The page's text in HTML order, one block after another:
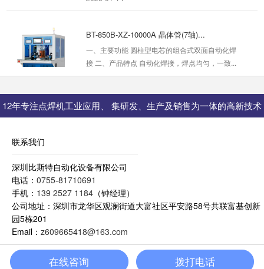
BT-850B-XZ-10000A 晶体管(7轴)...
一、主要功能 圆柱型电芯的组合式双面自动化焊
接 二、产品特点 自动化焊接，焊点均匀，一致...
BT-280Y/290 移动电源全自动点焊机
一、主要功能 圆柱型电芯自动化焊接，可组合成
BT-2113B 储能/动力电池组全自动生产线
一、产品参数 设备功率 ...
2026-01-14
BT-1418 单节自动点焊机
一、主要功能 圆柱型电芯自动测试电压内阻，自
12年专注点焊机工业应用、 集研发、生产及销售为一体的高新技术
联系我们
深圳比斯特自动化设备有限公司
电话： 0755-81710691
手机： 139 2527 1184 （钟经理）
公司地址：深圳市龙华区观澜街道大富社区平安路58号共联富基创新
园5栋201
Email： z609665418@163.com
在线咨询 拨打电话